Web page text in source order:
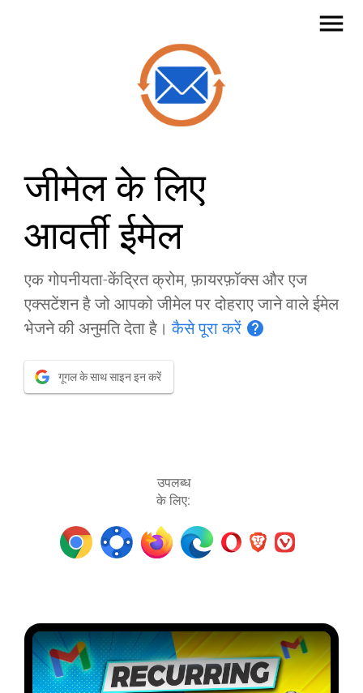
menu
जीमेल के लिए
आवर्ती ईमेल
एक गोपनीयता-केंद्रित क्रोम, फ़ायरफ़ॉक्स और एज
एक्सटेंशन है जो आपको जीमेल पर दोहराए जाने वाले ईमेल
भेजने की अनुमति देता है।कैसे पूरा करें help
गूगल के साथ साइन इन करें
उपलब्ध
के लिए: